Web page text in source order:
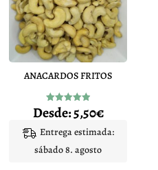
se
pueden
elegir
en
la
de
producto
ANACARDOS FRITOS
Valorado
con
de 5
Desde:5,50€
Entrega estimada:
sábado 8. agosto